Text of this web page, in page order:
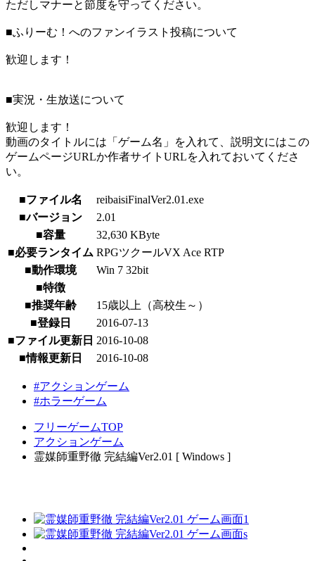
ただしマナーと節度を守ってください。
■ふりーむ！へのファンイラスト投稿について
歓迎します！
■実況・生放送について
歓迎します！
動画のタイトルには「ゲーム名」を入れて、説明文にはこの
ゲームページURLか作者サイトURLを入れておいてくださ
い。
■ファイル名
reibaisiFinalVer2.01.exe
■バージョン
2.01
■容量
32,630 KByte
■必要ランタイム RPGツクールVX Ace RTP
■動作環境
Win 7 32bit
■特徴
■推奨年齢
15歳以上（高校生～）
■登録日
2016-07-13
■ファイル更新日 2016-10-08
■情報更新日
2016-10-08
#アクションゲーム
#ホラーゲーム
フリーゲームTOP
アクションゲーム
霊媒師重野徹 完結編Ver2.01 [ Windows ]